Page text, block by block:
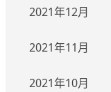
2021年12月
2021年11月
2021年10月